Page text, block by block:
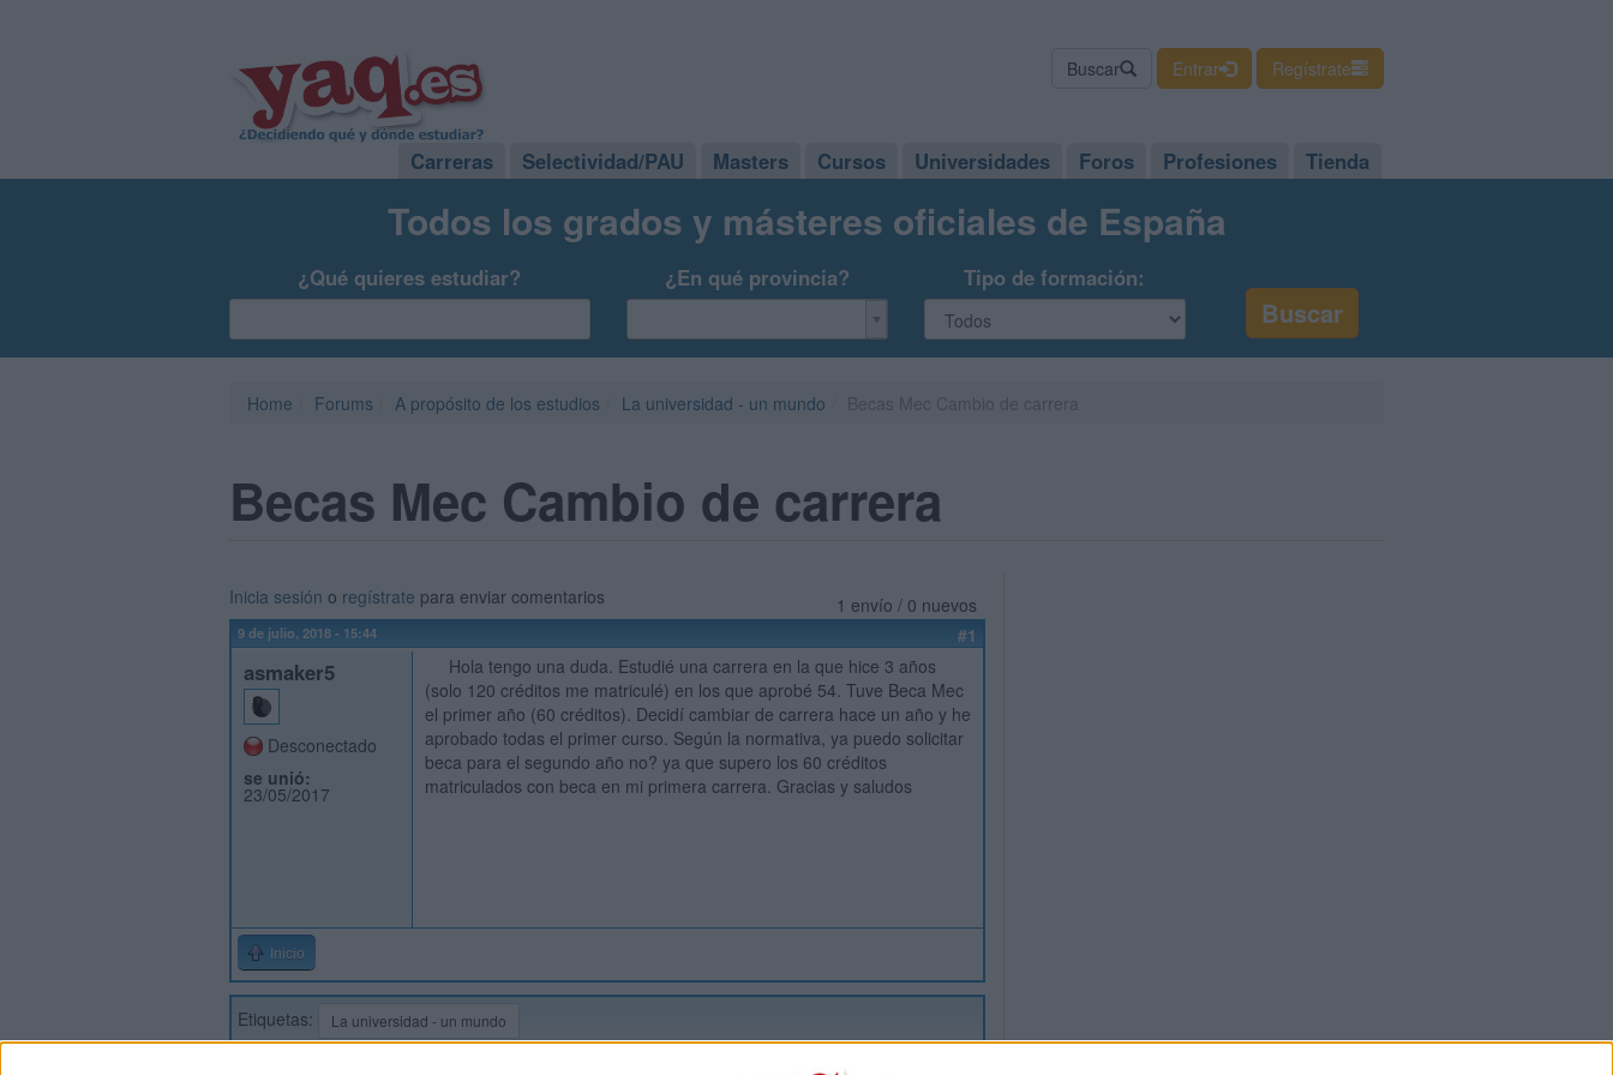
Buscar Entrar Regístrate
Carreras Selectividad/PAU Masters Cursos Universidades Foros Profesiones Tienda
Todos los grados y másteres oficiales de España
¿Qué quieres estudiar? ¿En qué provincia? Tipo de formación:
Home Forums A propósito de los estudios La universidad - un mundo
Becas Mec Cambio de carrera
1 envío / 0 nuevos
Inicia sesión o regístrate para enviar comentarios
9 de julio, 2018 - 15:44 #1
asmaker5
Desconectado
se unió:
23/05/2017
Hola tengo una duda. Estudié una carrera en la que hice 3 años
(solo 120 créditos me matriculé) en los que aprobé 54. Tuve Beca Mec
el primer año (60 créditos). Decidí cambiar de carrera hace un año y he
aprobado todas el primer curso. Según la normativa, ya puedo solicitar
beca para el segundo año no? ya que supero los 60 créditos
matriculados con beca en mi primera carrera. Gracias y saludos
Inicio
Etiquetas: La universidad - un mundo